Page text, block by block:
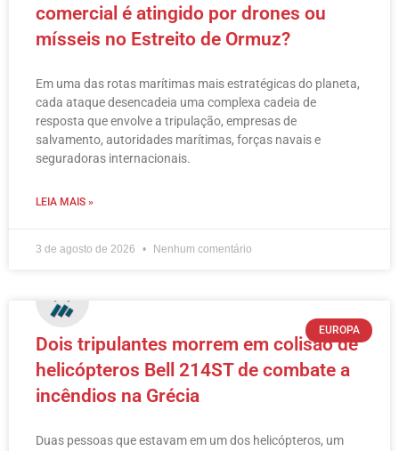
comercial é atingido por drones ou
mísseis no Estreito de Ormuz?
Em uma das rotas marítimas mais estratégicas do planeta,
cada ataque desencadeia uma complexa cadeia de
resposta que envolve a tripulação, empresas de
salvamento, autoridades marítimas, forças navais e
seguradoras internacionais.
LEIA MAIS »
3 de agosto de 2026 Nenhum comentário
EUROPA
Dois tripulantes morrem em colisão de
helicópteros Bell 214ST de combate a
incêndios na Grécia
Duas pessoas que estavam em um dos helicópteros, um